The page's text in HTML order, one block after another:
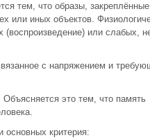
тем, что образы,
или иных объектов.
или слабых,
с напряжением и
это тем, что память
основных критерия: